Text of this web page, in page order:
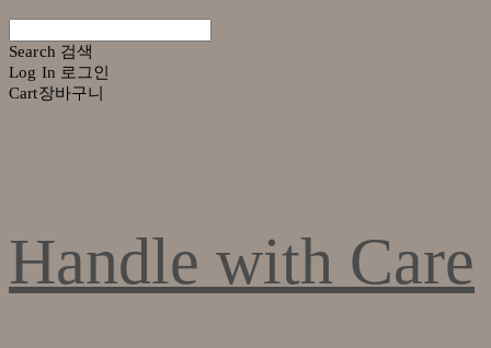
Search 검색
Log In 로그인
Cart장바구니
Handle with Care